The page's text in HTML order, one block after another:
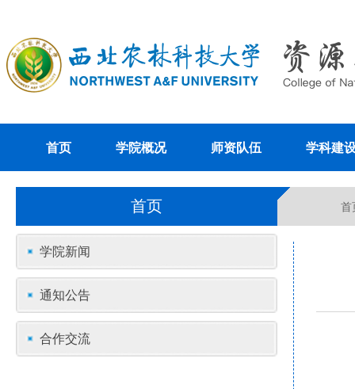
首页 学院概况 师资队伍 学科建
首页 首
学院新闻
通知公告
合作交流